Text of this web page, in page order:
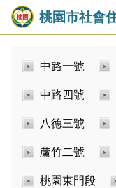
桃園市社會
中路一號
中路四號
八德三號
蘆竹二號
桃園東門段